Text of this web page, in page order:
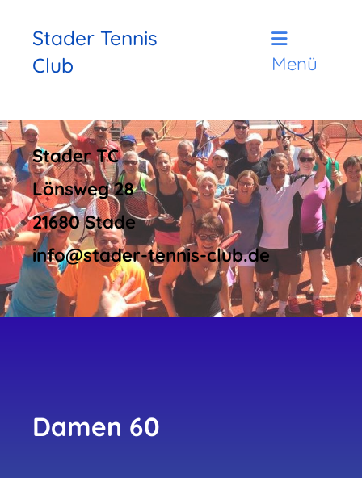
Stader Tennis
Club
Menü
Stader TC
Lönsweg 28
21680 Stade
info@stader-tennis-club.de
Damen 60